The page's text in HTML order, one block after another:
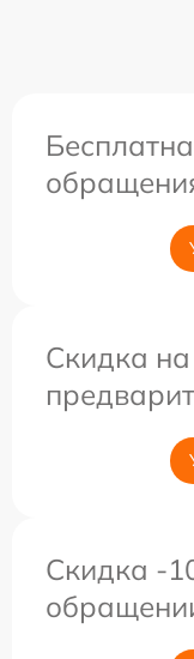
Скидка
Скидка -